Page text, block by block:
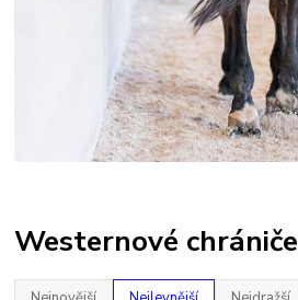
Westernové chrániče